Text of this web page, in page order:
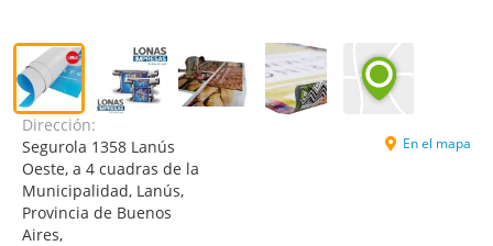
Dirección:
Segurola 1358 Lanús
Oeste, a 4 cuadras de la
Municipalidad, Lanús,
Provincia de Buenos
Aires,
En el mapa